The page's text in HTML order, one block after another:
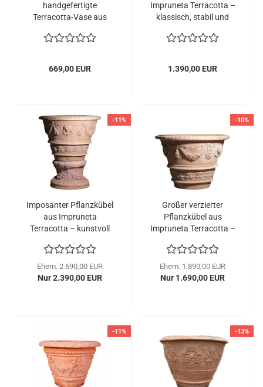
handgefertigte
Terracotta-Vase aus
669,00 EUR
Impruneta Terracotta –
klassisch, stabil und
Zitronenband
1.390,00 EUR
-11%
Imposanter Pflanzkübel
aus Impruneta
Terracotta – kunstvoll
Akanthusmotiven und
Reliefbändern
Ehem. 2.690,00 EUR
Nur 2.390,00 EUR
-10%
Großer verzierter
Pflanzkübel aus
Impruneta Terracotta –
Handarbeit
Ehem. 1.890,00 EUR
Nur 1.690,00 EUR
-11% -13%